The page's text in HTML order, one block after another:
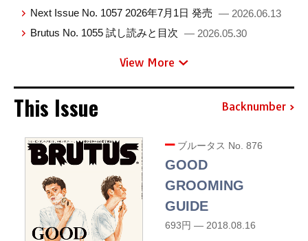
Next Issue No. 1057 2026年7月1日 発売 — 2026.06.13
Brutus No. 1055 試し読みと目次 — 2026.05.30
View More
This Issue Backnumber
ブルータス No. 876
GOOD
GROOMING
GUIDE
693円 — 2018.08.16